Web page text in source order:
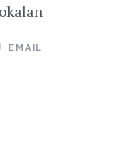
EMAIL